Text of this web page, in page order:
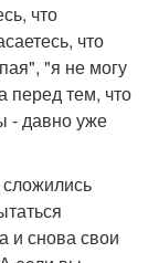
что
что
"я не могу
перед тем, что
- давно уже
и снова свои